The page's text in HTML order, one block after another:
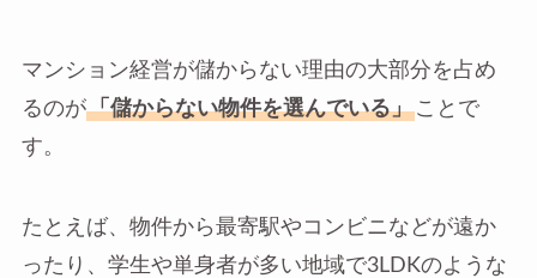
マンション経営が儲からない理由の大部分を占め
るのが「儲からない物件を選んでいる」ことで
す。
たとえば、物件から最寄駅やコンビニなどが遠か
ったり、学生や単身者が多い地域で3LDKのような